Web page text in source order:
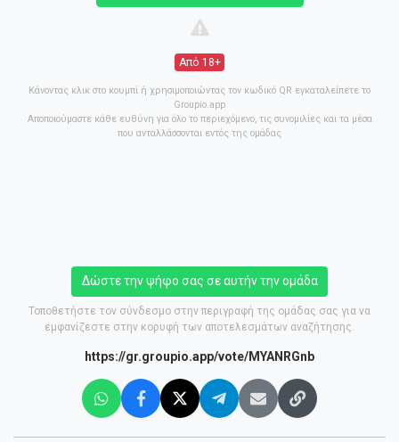
Από 18+
Κάνοντας κλικ στο κουμπί ή χρησιμοποιώντας τον κωδικό QR εγκαταλείπετε το
Groupio.app
Αποποιούμαστε κάθε ευθύνη για όλο το περιεχόμενο, τις συνομιλίες και τα μέσα
που ανταλλάσσονται εντός της ομάδας
Δώστε την ψήφο σας σε αυτήν την ομάδα
Τοποθετήστε τον σύνδεσμο στην περιγραφή της ομάδας σας για να
εμφανίζεστε στην κορυφή των αποτελεσμάτων αναζήτησης.
https://gr.groupio.app/vote/MYANRGnb